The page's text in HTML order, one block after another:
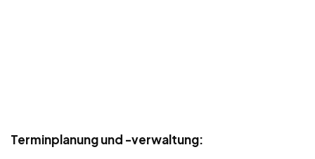
Terminplanung und -verwaltung: